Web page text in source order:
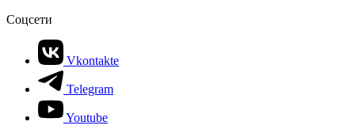
Соцсети
Vkontakte
Telegram
Youtube